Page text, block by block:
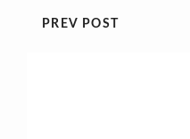
PREV POST